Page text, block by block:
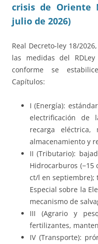
crisis de Oriente
julio de 2026)
Real Decreto-ley 18/
las medidas del
conforme se
Capítulos:
I (Energía):
electrificación de
recarga eléctrica,
almacenamiento y
II (Tributario):
Hidrocarburos
ct/l en septiembre);
Especial sobre la
mecanismo de
III (Agrario y
fertilizantes,
IV (Transporte):